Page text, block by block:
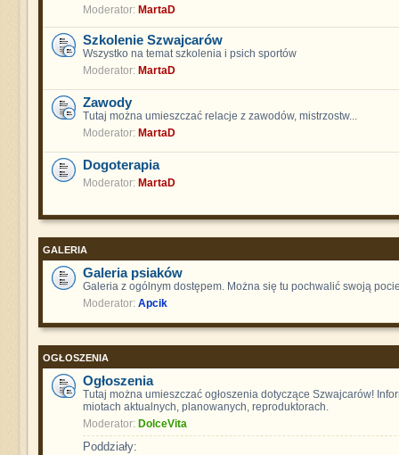
Moderator: MartaD
Szkolenie Szwajcarów
Wszystko na temat szkolenia i psich sportów
Moderator: MartaD
Zawody
Tutaj można umieszczać relacje z zawodów, mistrzostw...
Moderator: MartaD
Dogoterapia
Moderator: MartaD
GALERIA
Galeria psiaków
Galeria z ogólnym dostępem. Można się tu pochwalić swoją
Moderator: Apcik
OGŁOSZENIA
Ogłoszenia
Tutaj można umieszczać ogłoszenia dotyczące Szwajcarów!
miotach aktualnych, planowanych, reproduktorach.
Moderator: DolceVita
Poddziały: